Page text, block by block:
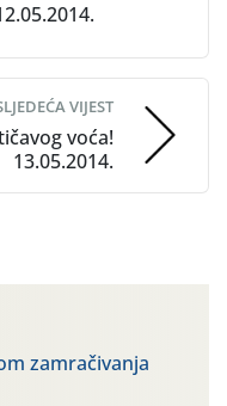
VIJEST
voća!
13.05.2014.
zamračivanja